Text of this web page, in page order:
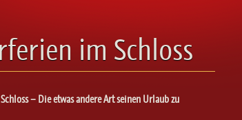
im Schloss
– Die etwas andere Art seinen Urlaub zu